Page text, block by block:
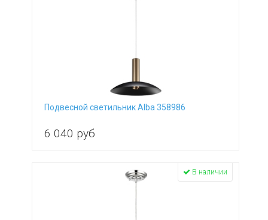
Подвесной светильник Alba 358986
6 040 руб
В наличии